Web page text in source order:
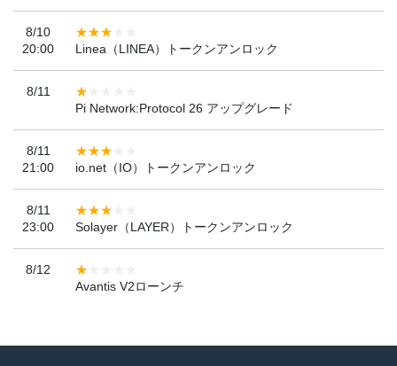
8/10
20:00
Linea（LINEA）トークンアンロック
8/11
Pi Network:Protocol 26 アップグレード
8/11
21:00
io.net（IO）トークンアンロック
8/11
23:00
Solayer（LAYER）トークンアンロック
8/12
Avantis V2ローンチ